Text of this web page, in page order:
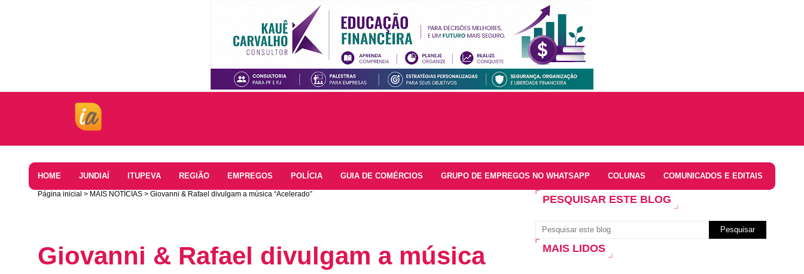
HOME JUNDIAÍ ITUPEVA REGIÃO EMPREGOS POLÍCIA GUIA DE COMÉRCIOS GRUPO DE EMPREGOS NO WHATSAPP COLUNAS COMUNICADOS E EDITAIS
Página inicial MAIS NOTÍCIAS Giovanni & Rafael divulgam a música “Acelerado”
Giovanni & Rafael divulgam a música
PESQUISAR ESTE BLOG
MAIS LIDOS